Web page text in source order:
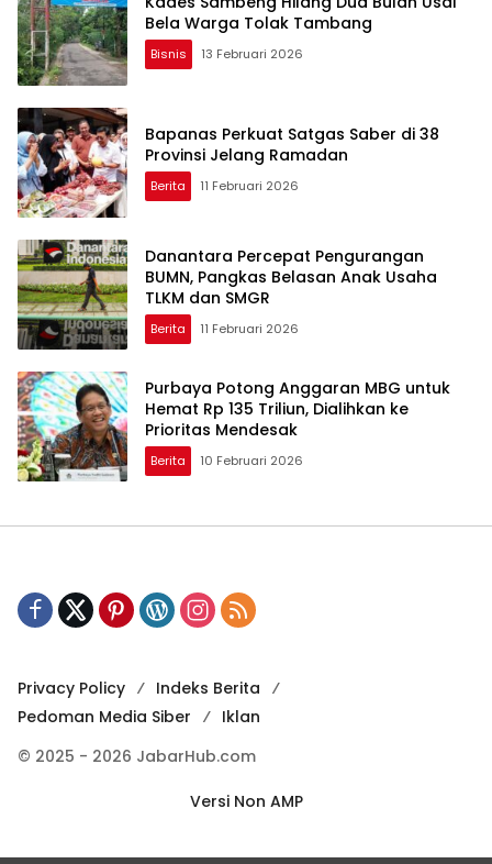
Bela Warga Tolak Tambang
Bisnis 13 Februari 2026
Bapanas Perkuat Satgas Saber di 38
Provinsi Jelang Ramadan
Berita 11 Februari 2026
Danantara Percepat Pengurangan
BUMN, Pangkas Belasan Anak Usaha
TLKM dan SMGR
Berita 11 Februari 2026
Purbaya Potong Anggaran MBG untuk
Hemat Rp 135 Triliun, Dialihkan ke
Prioritas Mendesak
Berita 10 Februari 2026
Privacy Policy
Indeks Berita
Pedoman Media Siber
Iklan
© 2025 - 2026 JabarHub.com
Versi Non AMP